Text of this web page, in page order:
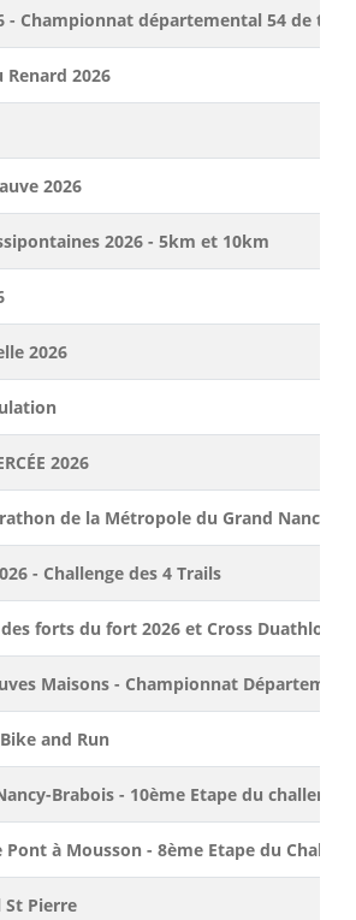
- Championnat départemental 54 de
Renard 2026
2026
2026 - 5km et 10km
2026
2026
de la Métropole du Grand Nancy
- Challenge des 4 Trails
forts du fort 2026 et Cross Duathlon
Maisons - Championnat
and Run
Brabois - 10ème Etape du challenge
Pont à Mousson - 8ème Etape du
St Pierre